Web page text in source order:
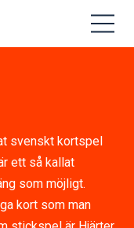
svenskt kortspel
ett så kallat
som möjligt.
kort som man